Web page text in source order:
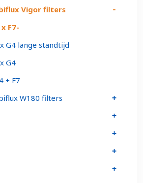
Vigor filters
F7
G4 lange standtijd
G4
+ F7
W180 filters